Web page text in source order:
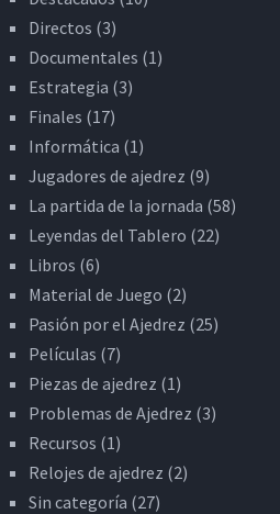
Directos (3)
Documentales (1)
Estrategia (3)
Finales (17)
Informática (1)
Jugadores de ajedrez (9)
La partida de la jornada (58)
Leyendas del Tablero (22)
Libros (6)
Material de Juego (2)
Pasión por el Ajedrez (25)
Películas (7)
Piezas de ajedrez (1)
Problemas de Ajedrez (3)
Recursos (1)
Relojes de ajedrez (2)
Sin categoría (27)